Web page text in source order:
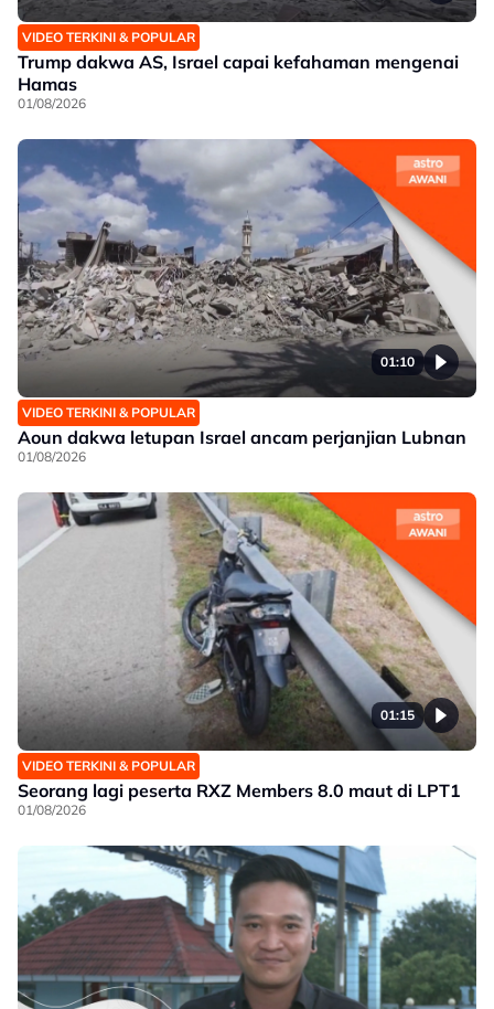
VIDEO TERKINI & POPULAR
Trump dakwa AS, Israel capai kefahaman mengenai
Hamas
01/08/2026
01:10
VIDEO TERKINI & POPULAR
Aoun dakwa letupan Israel ancam perjanjian Lubnan
01/08/2026
01:15
VIDEO TERKINI & POPULAR
Seorang lagi peserta RXZ Members 8.0 maut di LPT1
01/08/2026